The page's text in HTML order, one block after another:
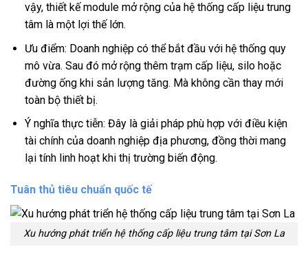
vậy, thiết kế module mở rộng của hệ thống cấp liệu trung
tâm là một lợi thế lớn.
Ưu điểm: Doanh nghiệp có thể bắt đầu với hệ thống quy
mô vừa. Sau đó mở rộng thêm trạm cấp liệu, silo hoặc
đường ống khi sản lượng tăng. Mà không cần thay mới
toàn bộ thiết bị.
Ý nghĩa thực tiễn: Đây là giải pháp phù hợp với điều kiện
tài chính của doanh nghiệp địa phương, đồng thời mang
lại tính linh hoạt khi thị trường biến động.
Tuân thủ tiêu chuẩn quốc tế
Xu hướng phát triển hệ thống cấp liệu trung tâm tại Sơn La